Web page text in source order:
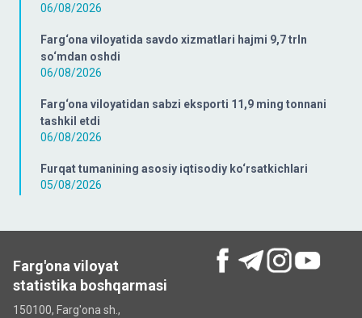
06/08/2026
Farg‘ona viloyatida savdo xizmatlari hajmi 9,7 trln
so‘mdan oshdi
06/08/2026
Farg‘ona viloyatidan sabzi eksporti 11,9 ming tonnani
tashkil etdi
06/08/2026
Furqat tumanining asosiy iqtisodiy ko‘rsatkichlari
05/08/2026
Farg'ona viloyat
statistika boshqarmasi
150100, Farg'ona sh.,